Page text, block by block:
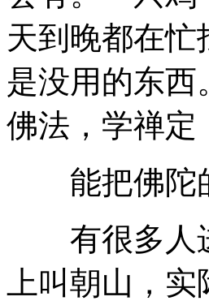
天到晚都在
是没用的东西
佛法，学禅定
能把佛陀的
有很多人进
上叫朝山，